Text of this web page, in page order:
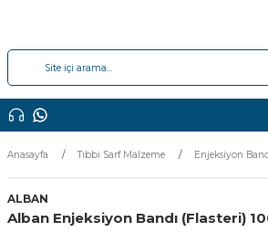
Anasayfa Tıbbi Sarf Malzeme Enjeksiyon
ALBAN
Alban Enjeksiyon Bandı (Flasteri)